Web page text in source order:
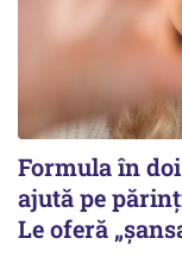
Formula în
ajută pe
Le oferă